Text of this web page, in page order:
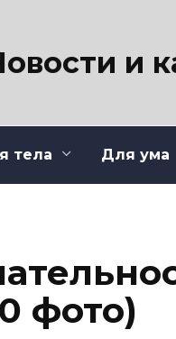
и
тела Для ума
фото)